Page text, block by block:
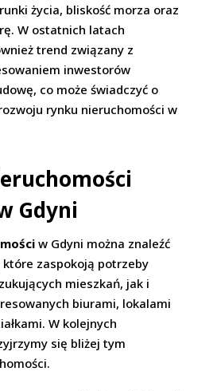
życia, bliskość morza oraz
W ostatnich latach
trend związany z
inwestorów
co może świadczyć o
rynku nieruchomości w
Gdyni
w Gdyni można znaleźć
zaspokoją potrzeby
mieszkań, jak i
biurami, lokalami
W kolejnych
się bliżej tym